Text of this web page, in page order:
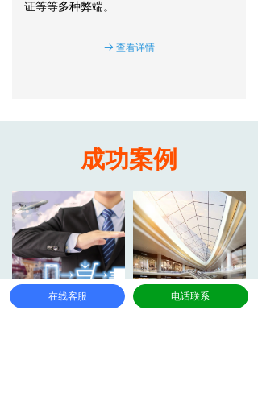
证等等多种弊端。
뀠 查看详情
成功案例
在线客服 电话联系